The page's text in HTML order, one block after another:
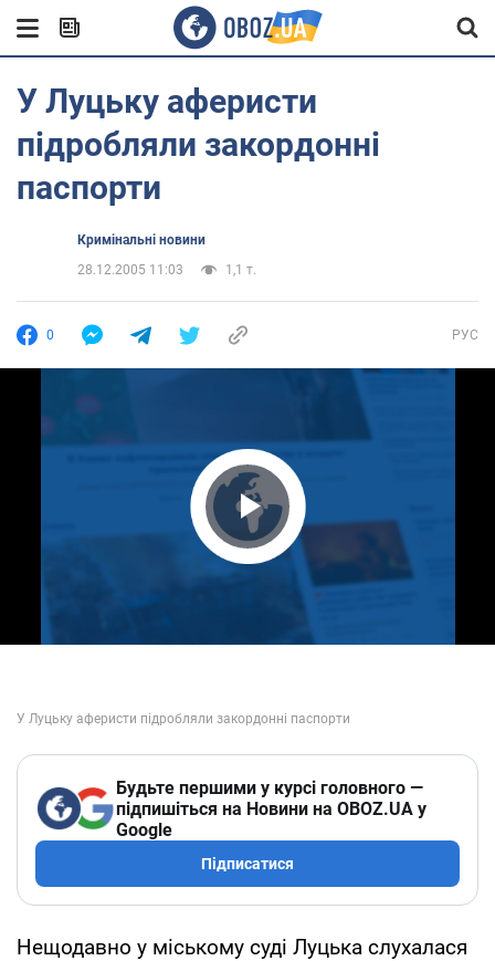
У Луцьку аферисти
підробляли закордонні
паспорти
Кримінальні новини
28.12.2005 11:03
1,1 т.
0 РУС
Play Video
Будьте першими у курсі головного —
підпишіться на Новини на OBOZ.UA у
Google
Підписатися
Нещодавно у міському суді Луцька слухалася